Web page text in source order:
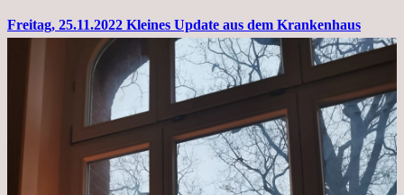
Freitag, 25.11.2022 Kleines Update aus dem Krankenhaus